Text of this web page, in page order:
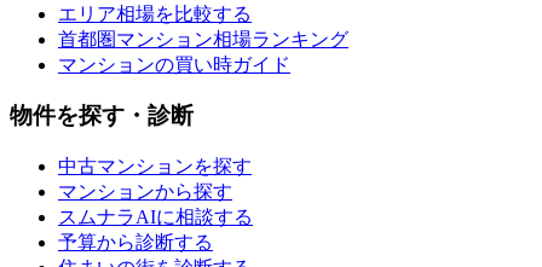
エリア相場を比較する
首都圏マンション相場ランキング
マンションの買い時ガイド
物件を探す・診断
中古マンションを探す
マンションから探す
スムナラAIに相談する
予算から診断する